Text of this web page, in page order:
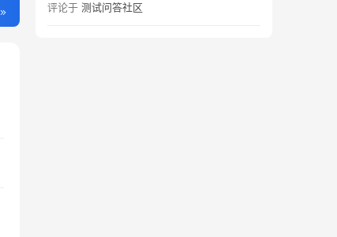
评论于 测试问答社区